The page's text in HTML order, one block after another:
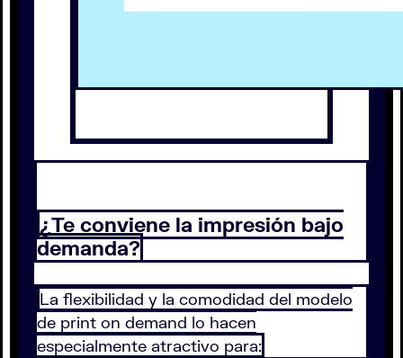
¿Te conviene la impresión bajo
demanda?
La flexibilidad y la comodidad del modelo
de print on demand lo hacen
especialmente atractivo para: